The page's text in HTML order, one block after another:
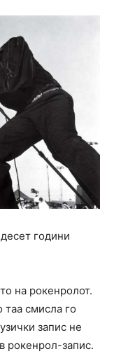
години
на рокенролот.
таа смисла го
запис не
рокенрол-запис.